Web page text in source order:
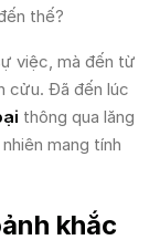
thế?
việc, mà đến từ
cửu. Đã đến lúc
thông qua lăng
mang tính
khắc